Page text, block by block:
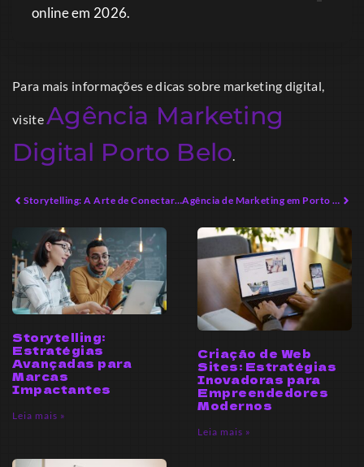
online em 2026.
Para mais informações e dicas sobre marketing digital,
visiteAgência Marketing
Digital Porto Belo.
Storytelling: A Arte de Conectar Emoções e Marcas Agência de Marketing em Porto Belo: O Sucesso que Você Precisa
Storytelling:
Estratégias
Avançadas para
Marcas
Impactantes
Leia mais »
Criação de Web
Sites: Estratégias
Inovadoras para
Empreendedores
Modernos
Leia mais »